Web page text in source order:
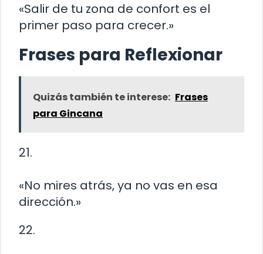
«Salir de tu zona de confort es el
primer paso para crecer.»
Frases para Reflexionar
Quizás también te interese: Frases
para Gincana
21.
«No mires atrás, ya no vas en esa
dirección.»
22.